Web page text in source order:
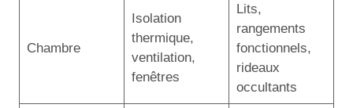
Chambre
Isolation
thermique,
ventilation,
fenêtres
Lits,
rangements
fonctionnels,
rideaux
occultants